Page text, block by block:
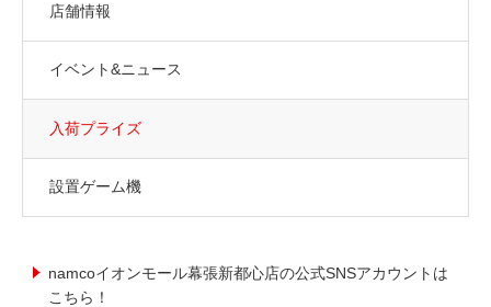
店舗情報
イベント&ニュース
入荷プライズ
設置ゲーム機
namcoイオンモール幕張新都心店の公式SNSアカウントは
こちら！